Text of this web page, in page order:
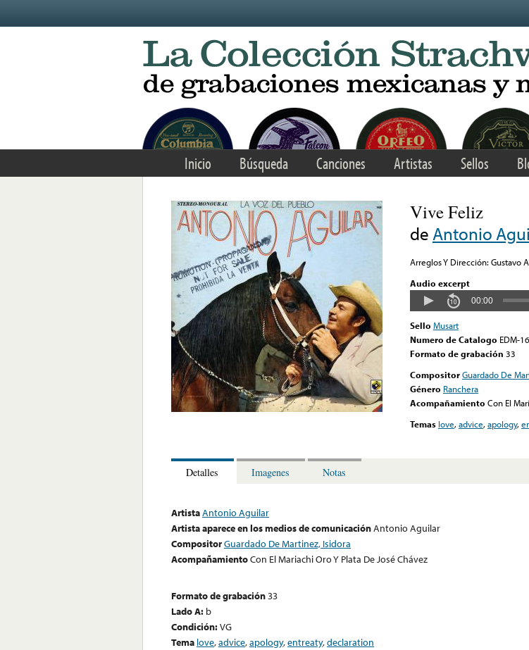
Inicio Búsqueda Canciones Artistas Sellos
Vive Feliz
de Antonio
Arreglos Y Dirección: Gustavo
Audio excerpt
00:00
Sello Musart
Numero de Catalogo EDM-
Formato de grabación 33
CompositorGuardado De
Género Ranchera
Acompañamiento Con El
Temas love,advice,apology,
Detalles Imagenes Notas
ArtistaAntonio Aguilar
Artista aparece en los medios de comunicaciónAntonio Aguilar
CompositorGuardado De Martinez, Isidora
AcompañamientoCon El Mariachi Oro Y Plata De José Chávez
Formato de grabación33
Lado A: b
Condición:VG
Tema love,advice,apology,entreaty,declaration